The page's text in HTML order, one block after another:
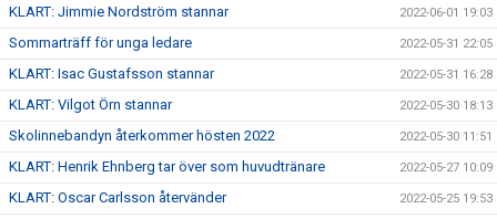
KLART: Jimmie Nordström stannar 2022-06-01 19:03
Sommarträff för unga ledare 2022-05-31 22:05
KLART: Isac Gustafsson stannar 2022-05-31 16:28
KLART: Vilgot Örn stannar 2022-05-30 18:13
Skolinnebandyn återkommer hösten 2022 2022-05-30 11:51
KLART: Henrik Ehnberg tar över som huvudtränare 2022-05-27 10:09
KLART: Oscar Carlsson återvänder 2022-05-25 19:53